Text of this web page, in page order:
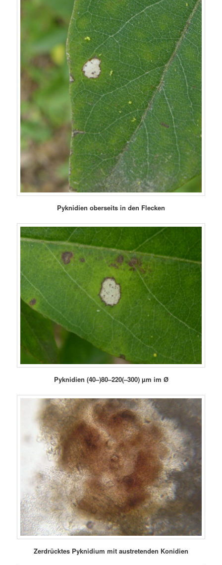
Pyknidien oberseits in den Flecken
Pyknidien (40–)80–220(–300) µm im Ø
Zerdrücktes Pyknidium mit austretenden Konidien